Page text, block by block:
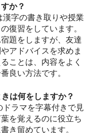
か？
漢字の書き取りや授業
復習をしています。
題をしますが、友達
アドバイスを求めま
ことは、内容をよく
良い方法です。
は何をしますか？
ドラマを字幕付きで見
を覚えるのに役立ち
き留めています。